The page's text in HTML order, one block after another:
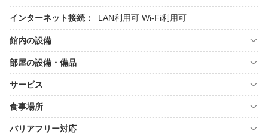
インターネット接続： LAN利用可 Wi-Fi利用可
館内の設備
部屋の設備・備品
サービス
食事場所
バリアフリー対応